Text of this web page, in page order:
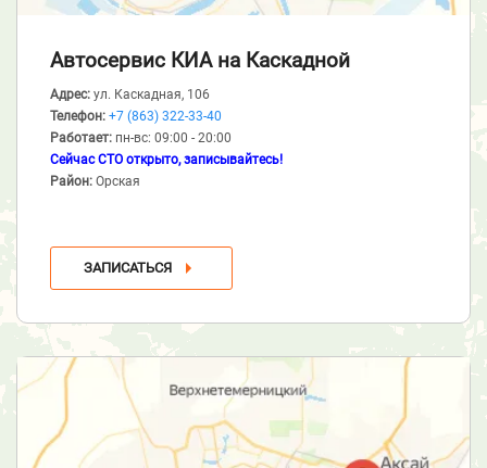
Автосервис КИА на Каскадной
Адрес: ул. Каскадная, 106
Телефон: +7 (863) 322-33-40
Работает: пн-вс: 09:00 - 20:00
Сейчас СТО открыто, записывайтесь!
Район: Орская
ЗАПИСАТЬСЯ